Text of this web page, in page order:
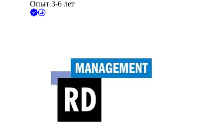
Опыт 3-6 лет